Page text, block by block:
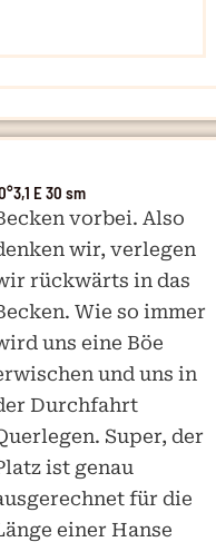
E 30 sm
vorbei. Also
wir, verlegen
rückwärts in das
Wie so immer
uns eine Böe
und uns in
Durchfahrt